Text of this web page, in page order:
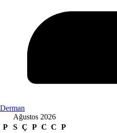
Derman
Ağustos 2026
P
S Ç P C C P